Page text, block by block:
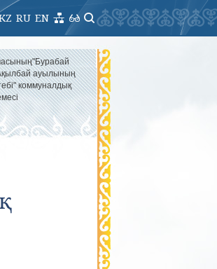
EN
RU
ауылының
коммуналдық